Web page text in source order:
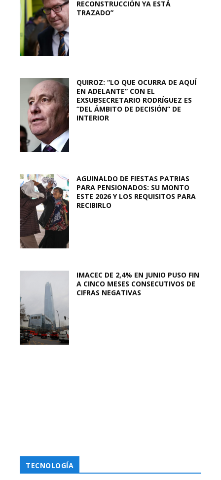
RECONSTRUCCIÓN YA ESTÁ
TRAZADO”
QUIROZ: “LO QUE OCURRA DE AQUÍ
EN ADELANTE” CON EL
EXSUBSECRETARIO RODRÍGUEZ ES
“DEL ÁMBITO DE DECISIÓN” DE
INTERIOR
AGUINALDO DE FIESTAS PATRIAS
PARA PENSIONADOS: SU MONTO
ESTE 2026 Y LOS REQUISITOS PARA
RECIBIRLO
IMACEC DE 2,4% EN JUNIO PUSO FIN
A CINCO MESES CONSECUTIVOS DE
CIFRAS NEGATIVAS
TECNOLOGÍA